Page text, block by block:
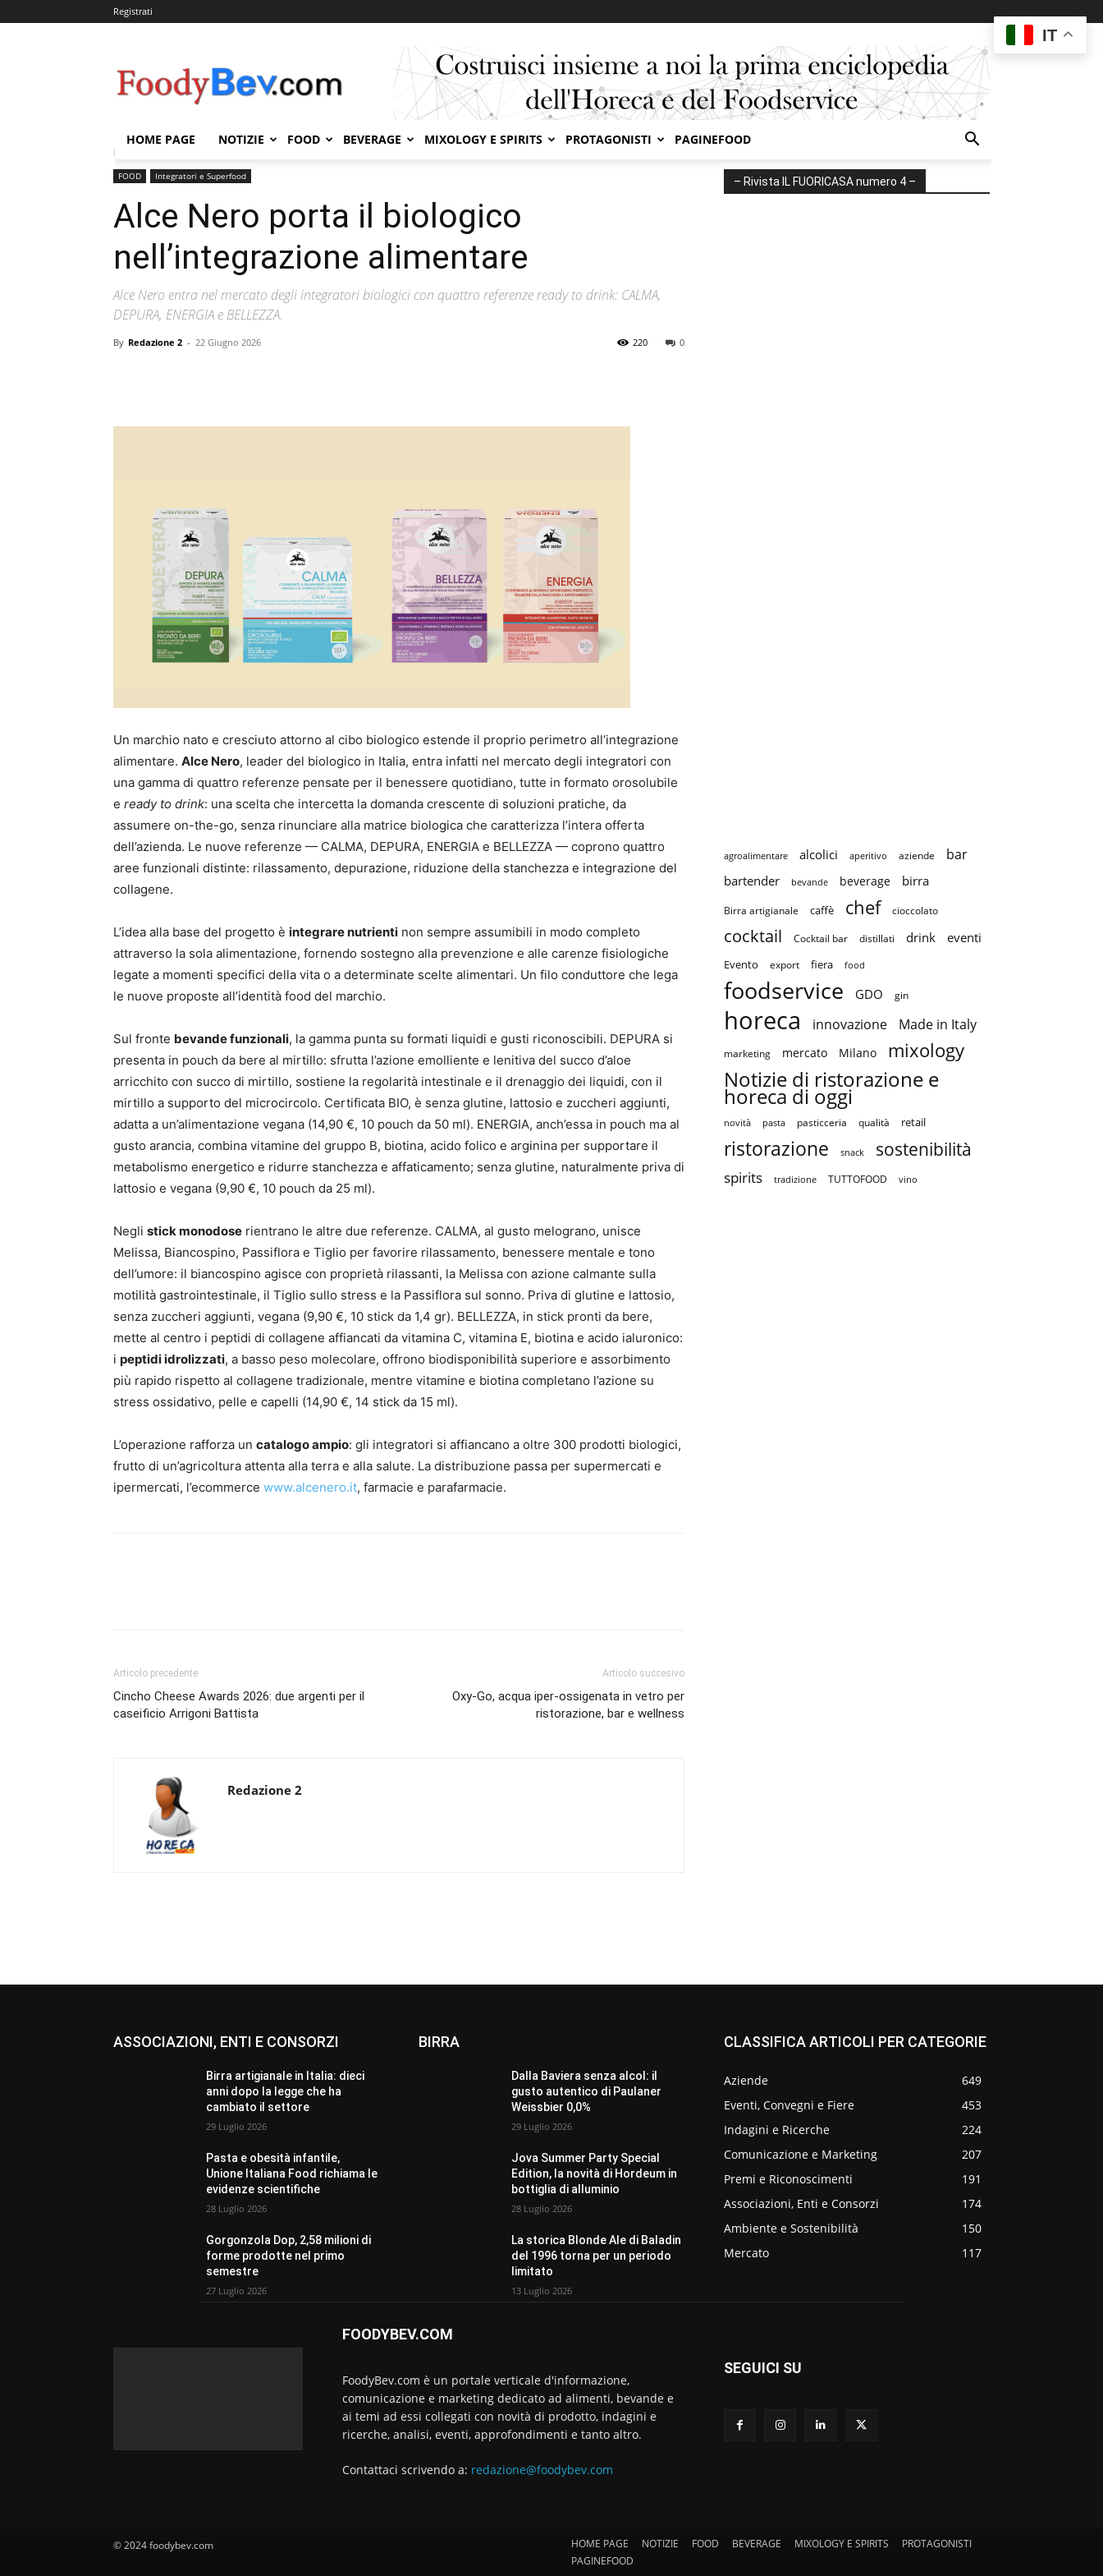
Registrati
HOME PAGE NOTIZIE FOOD BEVERAGE MIXOLOGY E SPIRITS PROTAGONISTI PAGINEFOOD
Home
FOOD Integratori e Superfood
Alce Nero porta il biologico
nell’integrazione alimentare
Alce Nero entra nel mercato degli integratori biologici con quattro referenze ready to drink: CALMA,
DEPURA, ENERGIA e BELLEZZA.
By Redazione 2 - 22 Giugno 2026 0
220
Un marchio nato e cresciuto attorno al cibo biologico estende il proprio perimetro all’integrazione
alimentare. Alce Nero, leader del biologico in Italia, entra infatti nel mercato degli integratori con
una gamma di quattro referenze pensate per il benessere quotidiano, tutte in formato orosolubile
e ready to drink: una scelta che intercetta la domanda crescente di soluzioni pratiche, da
assumere on-the-go, senza rinunciare alla matrice biologica che caratterizza l’intera offerta
dell’azienda. Le nuove referenze — CALMA, DEPURA, ENERGIA e BELLEZZA — coprono quattro
aree funzionali distinte: rilassamento, depurazione, riduzione della stanchezza e integrazione del
collagene.
L’idea alla base del progetto è integrare nutrienti non sempre assumibili in modo completo
attraverso la sola alimentazione, fornendo sostegno alla prevenzione e alle carenze fisiologiche
legate a momenti specifici della vita o a determinate scelte alimentari. Un filo conduttore che lega
le nuove proposte all’identità food del marchio.
Sul fronte bevande funzionali, la gamma punta su formati liquidi e gusti riconoscibili. DEPURA si
presenta in pouch da bere al mirtillo: sfrutta l’azione emolliente e lenitiva del succo d’aloe
arricchito con succo di mirtillo, sostiene la regolarità intestinale e il drenaggio dei liquidi, con il
mirtillo a supporto del microcircolo. Certificata BIO, è senza glutine, lattosio e zuccheri aggiunti,
adatta a un’alimentazione vegana (14,90 €, 10 pouch da 50 ml). ENERGIA, anch’essa in pouch ma al
gusto arancia, combina vitamine del gruppo B, biotina, acido folico e arginina per supportare il
metabolismo energetico e ridurre stanchezza e affaticamento; senza glutine, naturalmente priva di
lattosio e vegana (9,90 €, 10 pouch da 25 ml).
Negli stick monodose rientrano le altre due referenze. CALMA, al gusto melograno, unisce
Melissa, Biancospino, Passiflora e Tiglio per favorire rilassamento, benessere mentale e tono
dell’umore: il biancospino agisce con proprietà rilassanti, la Melissa con azione calmante sulla
motilità gastrointestinale, il Tiglio sullo stress e la Passiflora sul sonno. Priva di glutine e lattosio,
senza zuccheri aggiunti, vegana (9,90 €, 10 stick da 1,4 gr). BELLEZZA, in stick pronti da bere,
mette al centro i peptidi di collagene affiancati da vitamina C, vitamina E, biotina e acido ialuronico:
i peptidi idrolizzati, a basso peso molecolare, offrono biodisponibilità superiore e assorbimento
più rapido rispetto al collagene tradizionale, mentre vitamine e biotina completano l’azione su
stress ossidativo, pelle e capelli (14,90 €, 14 stick da 15 ml).
L’operazione rafforza un catalogo ampio: gli integratori si affiancano a oltre 300 prodotti biologici,
frutto di un’agricoltura attenta alla terra e alla salute. La distribuzione passa per supermercati e
ipermercati, l’ecommerce www.alcenero.it, farmacie e parafarmacie.
Articolo precedente
Cincho Cheese Awards 2026: due argenti per il
caseificio Arrigoni Battista
Articolo succesivo
Oxy-Go, acqua iper-ossigenata in vetro per
ristorazione, bar e wellness
Redazione 2
– Rivista IL FUORICASA numero 4 –
agroalimentare alcolici aperitivo aziende bar
bartender bevande beverage birra
Birra artigianale caffè chef cioccolato
cocktail Cocktail bar distillati drink eventi
Evento export fiera food
foodservice GDO gin
horeca innovazione Made in Italy
marketing mercato Milano mixology
Notizie di ristorazione e
horeca di oggi
novità pasta pasticceria qualità retail
ristorazione snack sostenibilità
spirits tradizione TUTTOFOOD vino
ASSOCIAZIONI, ENTI E CONSORZI
Birra artigianale in Italia: dieci
anni dopo la legge che ha
cambiato il settore
29 Luglio 2026
Pasta e obesità infantile,
Unione Italiana Food richiama le
evidenze scientifiche
28 Luglio 2026
Gorgonzola Dop, 2,58 milioni di
forme prodotte nel primo
semestre
27 Luglio 2026
BIRRA
Dalla Baviera senza alcol: il
gusto autentico di Paulaner
Weissbier 0,0%
29 Luglio 2026
Jova Summer Party Special
Edition, la novità di Hordeum in
bottiglia di alluminio
28 Luglio 2026
La storica Blonde Ale di Baladin
del 1996 torna per un periodo
limitato
13 Luglio 2026
CLASSIFICA ARTICOLI PER CATEGORIE
Aziende
649
Eventi, Convegni e Fiere
453
Indagini e Ricerche
224
Comunicazione e Marketing
207
Premi e Riconoscimenti
191
Associazioni, Enti e Consorzi
174
Ambiente e Sostenibilità
150
Mercato
117
FOODYBEV.COM
FoodyBev.com è un portale verticale d'informazione,
comunicazione e marketing dedicato ad alimenti, bevande e
ai temi ad essi collegati con novità di prodotto, indagini e
ricerche, analisi, eventi, approfondimenti e tanto altro.
Contattaci scrivendo a: redazione@foodybev.com
SEGUICI SU
© 2024 foodybev.com HOME PAGE NOTIZIE FOOD BEVERAGE MIXOLOGY E SPIRITS
PROTAGONISTI
PAGINEFOOD
IT